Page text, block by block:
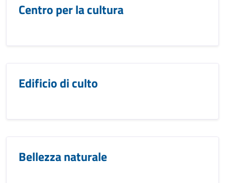
Centro per la cultura
Edificio di culto
Bellezza naturale